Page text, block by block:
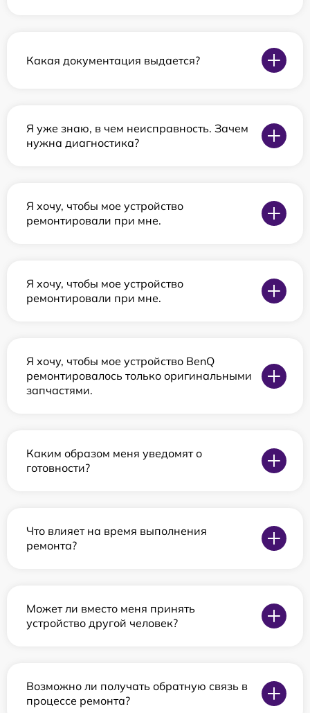
Какая документация выдается?
Я уже знаю, в чем неисправность. Зачем
нужна диагностика?
Я хочу, чтобы мое устройство
ремонтировали при мне.
Я хочу, чтобы мое устройство
ремонтировали при мне.
Я хочу, чтобы мое устройство BenQ
ремонтировалось только оригинальными
запчастями.
Каким образом меня уведомят о
готовности?
Что влияет на время выполнения
ремонта?
Может ли вместо меня принять
устройство другой человек?
Возможно ли получать обратную связь в
процессе ремонта?